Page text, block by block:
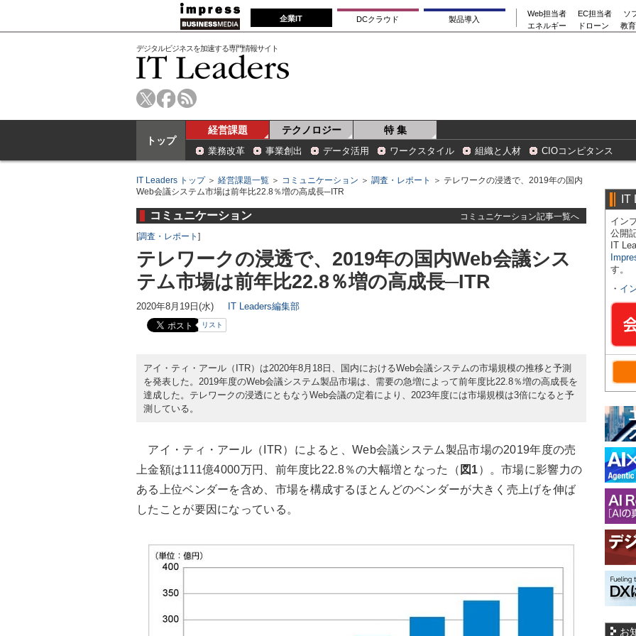
企業IT DCクラウド 製品導入
Web担当者 EC担当者
ソ
エネルギー
ドローン 教
デジタルビジネスを加速する専門情報サイト
トップ
経営課題 テクノロジー 特 集
業務改革 事業創出 データ活用 ワークスタイル 組織と人材 CIOコンピタンス
IT Leaders トップ＞ 経営課題一覧 ＞ コミュニケーション ＞ 調査・レポート
＞ テレワークの浸透で、2019年の国内
Web会議システム市場は前年比22.8％増の高成長─ITR
コミュニケーション
コミュニケーション記事一覧へ
[調査・レポート ]
テレワークの浸透で、2019年の国内Web会議シス
テム市場は前年比22.8％増の高成長─ITR
2020年8月19日(水) IT Leaders編集部
リスト
アイ・ティ・アール（ITR）は2020年8月18日、国内におけるWeb会議システムの市場規模の推移と予測
を発表した。2019年度のWeb会議システム製品市場は、需要の急増によって前年度比22.8％増の高成長を
達成した。テレワークの浸透にともなうWeb会議の定着により、2023年度には市場規模は3倍になると予
測している。
アイ・ティ・アール（ITR）によると、Web会議システム製品市場の2019年度の売
上金額は111億4000万円、前年度比22.8％の大幅増となった（ 図1）。市場に影響力の
ある上位ベンダーを含め、市場を構成するほとんどのベンダーが大きく売上げを伸ば
したことが要因になっている。
IT
イン
公開
IT
す。
・ イ
お